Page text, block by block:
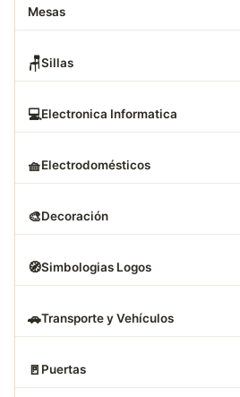
Mesas
🪑Sillas
💻Electronica Informatica
🧺Electrodomésticos
🎨Decoración
🧭Simbologias Logos
🚗Transporte y Vehículos
🚪 Puertas